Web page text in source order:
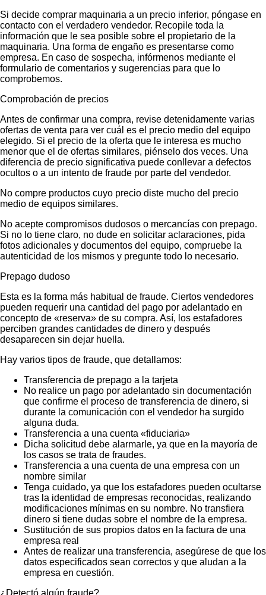
Si decide comprar maquinaria a un precio inferior, póngase en
contacto con el verdadero vendedor. Recopile toda la
información que le sea posible sobre el propietario de la
maquinaria. Una forma de engaño es presentarse como
empresa. En caso de sospecha, infórmenos mediante el
formulario de comentarios y sugerencias para que lo
comprobemos.
Comprobación de precios
Antes de confirmar una compra, revise detenidamente varias
ofertas de venta para ver cuál es el precio medio del equipo
elegido. Si el precio de la oferta que le interesa es mucho
menor que el de ofertas similares, piénselo dos veces. Una
diferencia de precio significativa puede conllevar a defectos
ocultos o a un intento de fraude por parte del vendedor.
No compre productos cuyo precio diste mucho del precio
medio de equipos similares.
No acepte compromisos dudosos o mercancías con prepago.
Si no lo tiene claro, no dude en solicitar aclaraciones, pida
fotos adicionales y documentos del equipo, compruebe la
autenticidad de los mismos y pregunte todo lo necesario.
Prepago dudoso
Esta es la forma más habitual de fraude. Ciertos vendedores
pueden requerir una cantidad del pago por adelantado en
concepto de «reserva» de su compra. Así, los estafadores
perciben grandes cantidades de dinero y después
desaparecen sin dejar huella.
Hay varios tipos de fraude, que detallamos:
Transferencia de prepago a la tarjeta
No realice un pago por adelantado sin documentación
que confirme el proceso de transferencia de dinero, si
durante la comunicación con el vendedor ha surgido
alguna duda.
Transferencia a una cuenta «fiduciaria»
Dicha solicitud debe alarmarle, ya que en la mayoría de
los casos se trata de fraudes.
Transferencia a una cuenta de una empresa con un
nombre similar
Tenga cuidado, ya que los estafadores pueden ocultarse
tras la identidad de empresas reconocidas, realizando
modificaciones mínimas en su nombre. No transfiera
dinero si tiene dudas sobre el nombre de la empresa.
Sustitución de sus propios datos en la factura de una
empresa real
Antes de realizar una transferencia, asegúrese de que los
datos especificados sean correctos y que aludan a la
empresa en cuestión.
¿Detectó algún fraude?